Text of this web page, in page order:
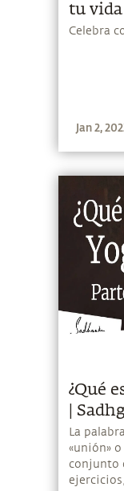
tu
Celebra
Jan 2,
¿Qué
|
La
«unión»
conjunto